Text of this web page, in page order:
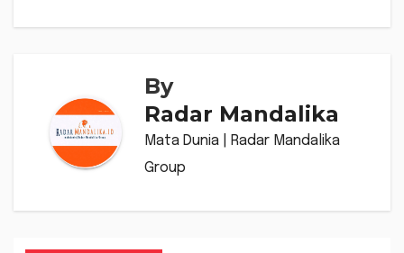
By
Radar Mandalika
Mata Dunia | Radar Mandalika
Group